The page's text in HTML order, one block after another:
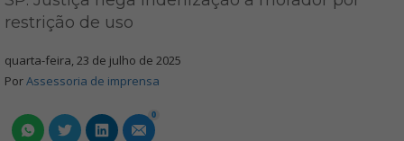
restrição de uso
quarta-feira, 23 de julho de 2025
PorAssessoria de imprensa
0